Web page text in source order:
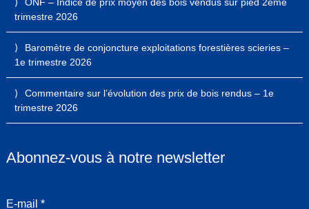
trimestre 2026
Baromètre de conjoncture exploitations forestières scieries –
1e trimestre 2026
Commentaire sur l’évolution des prix de bois rendus – 1e
trimestre 2026
Abonnez-vous à notre newsletter
E-mail *